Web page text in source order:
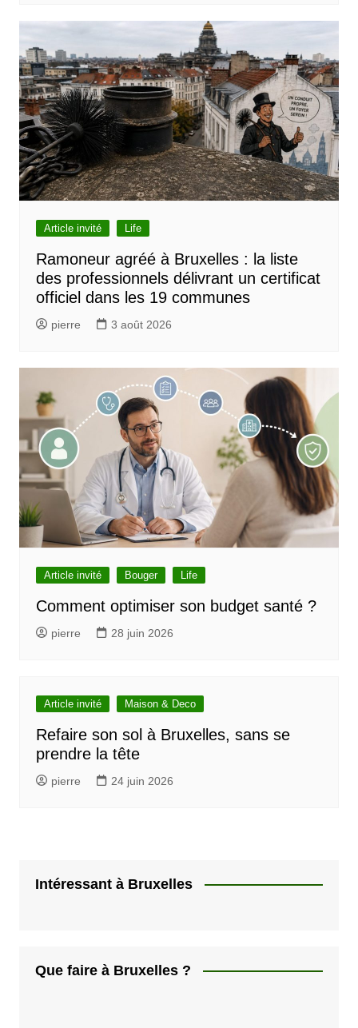
Article invité Life
Ramoneur agréé à Bruxelles : la liste
des professionnels délivrant un certificat
officiel dans les 19 communes
pierre 3 août 2026
Article invité Bouger Life
Comment optimiser son budget santé ?
pierre 28 juin 2026
Article invité Maison & Deco
Refaire son sol à Bruxelles, sans se
prendre la tête
pierre 24 juin 2026
Intéressant à Bruxelles
Que faire à Bruxelles ?